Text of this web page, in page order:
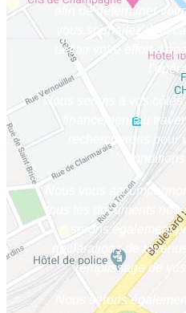
afin de déterminer
vous souhaitez
définir votre effort
Nous serons à vos
financement au
rechercherons
Nous vous
tous les documents
serons également
déclarations de
remplissage de
Nous serons